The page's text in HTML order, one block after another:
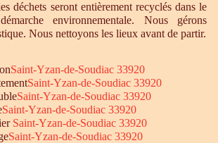
déchets seront entièrement recyclés dans le
environnementale. Nous gérons
Nous nettoyons les lieux avant de partir.
Saint-Yzan-de-Soudiac 33920
Saint-Yzan-de-Soudiac 33920
Saint-Yzan-de-Soudiac 33920
Saint-Yzan-de-Soudiac 33920
Saint-Yzan-de-Soudiac 33920
Saint-Yzan-de-Soudiac 33920